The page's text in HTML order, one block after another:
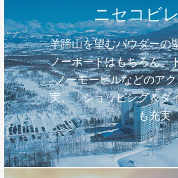
ニセコビ
羊蹄山を望むパウダーの
ノーボードはもちろん、
ノーモービルなどのア
実。「ショッピング＆ダ
も充実